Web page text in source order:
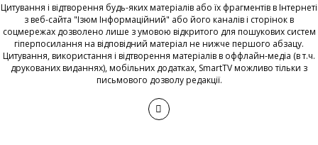
Цитування і відтворення будь-яких матеріалів або їх фрагментів в Інтернеті
з веб-сайта "Ізюм Інформаційний" або його каналів і сторінок в
соцмережах дозволено лише з умовою відкритого для пошукових систем
гіперпосилання на відповідний матеріал не нижче першого абзацу.
Цитування, використання і відтворення матеріалів в оффлайн-медіа (в т.ч.
друкованих виданнях), мобільних додатках, SmartTV можливо тільки з
письмового дозволу редакції.